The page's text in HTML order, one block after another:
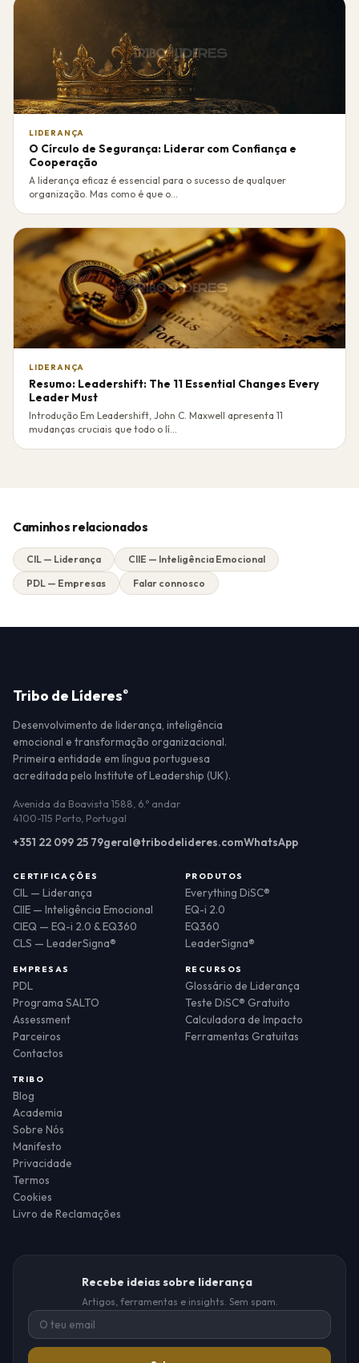
LIDERANÇA
O Círculo de Segurança: Liderar com Confiança e
Cooperação
A liderança eficaz é essencial para o sucesso de qualquer
organização. Mas como é que o...
LIDERANÇA
Resumo: Leadershift: The 11 Essential Changes Every
Leader Must
Introdução Em Leadershift, John C. Maxwell apresenta 11
mudanças cruciais que todo o lí...
Caminhos relacionados
CIL — Liderança
CIIE — Inteligência Emocional
PDL — Empresas
Falar connosco
Tribo de Líderes®
Desenvolvimento de liderança, inteligência
emocional e transformação organizacional.
Primeira entidade em língua portuguesa
acreditada pelo Institute of Leadership (UK).
Avenida da Boavista 1588, 6.º andar
4100-115 Porto, Portugal
+351 22 099 25 79geral@tribodelideres.comWhatsApp
CERTIFICAÇÕES
CIL — Liderança
CIIE — Inteligência Emocional
CIEQ — EQ-i 2.0 & EQ360
CLS — LeaderSigna®
PRODUTOS
Everything DiSC®
EQ-i 2.0
EQ360
LeaderSigna®
EMPRESAS
PDL
Programa SALTO
Assessment
Parceiros
Contactos
RECURSOS
Glossário de Liderança
Teste DiSC® Gratuito
Calculadora de Impacto
Ferramentas Gratuitas
TRIBO
Blog
Academia
Sobre Nós
Manifesto
Privacidade
Termos
Cookies
Livro de Reclamações
Recebe ideias sobre liderança
Artigos, ferramentas e insights. Sem spam.